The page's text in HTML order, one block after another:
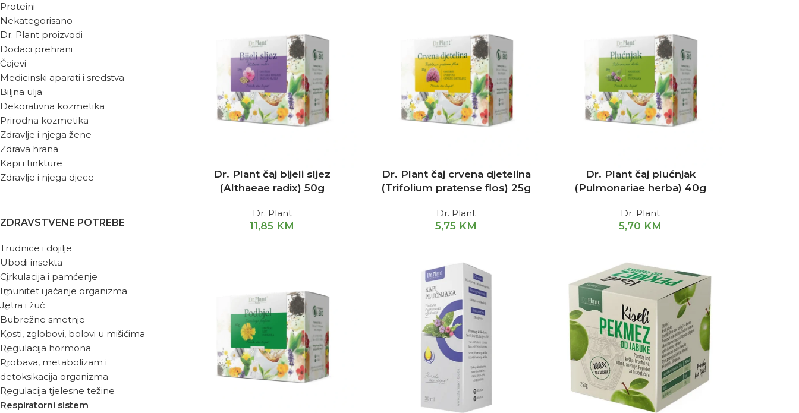
Proteini
Nekategorisano
Dr. Plant proizvodi
Dodaci prehrani
Čajevi
Medicinski aparati i sredstva
Biljna ulja
Dekorativna kozmetika
Prirodna kozmetika
Zdravlje i njega žene
Zdrava hrana
Kapi i tinkture
Zdravlje i njega djece
ZDRAVSTVENE POTREBE
Trudnice i dojilje
Ubodi insekta
Cirkulacija i pamćenje
Imunitet i jačanje organizma
Jetra i žuč
Bubrežne smetnje
Kosti, zglobovi, bolovi u mišićima
Regulacija hormona
Probava, metabolizam i
detoksikacija organizma
Regulacija tjelesne težine
Respiratorni sistem
Dr. Plant čaj bijeli sljez
(Althaeae radix) 50g
Dr. Plant
11,85 KM
Dr. Plant čaj crvena djetelina
(Trifolium pratense flos) 25g
Dr. Plant
5,75 KM
Dr. Plant čaj plućnjak
(Pulmonariae herba) 40g
Dr. Plant
5,70 KM